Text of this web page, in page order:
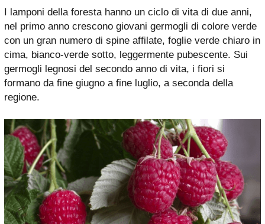
I lamponi della foresta hanno un ciclo di vita di due anni,
nel primo anno crescono giovani germogli di colore verde
con un gran numero di spine affilate, foglie verde chiaro in
cima, bianco-verde sotto, leggermente pubescente. Sui
germogli legnosi del secondo anno di vita, i fiori si
formano da fine giugno a fine luglio, a seconda della
regione.